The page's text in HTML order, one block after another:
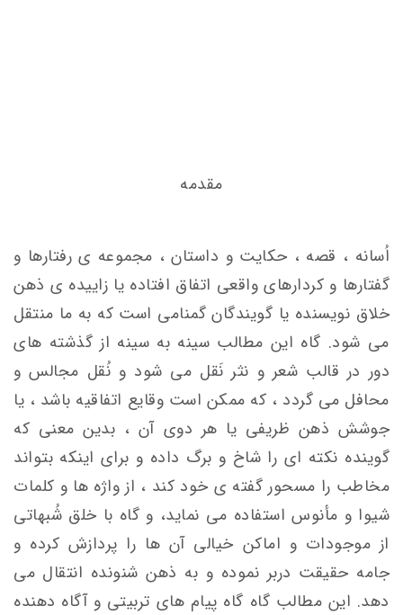
مقدمه
اُسانه ، قصه ، حکایت و داستان ، مجموعه ی رفتارها و
گفتارها و کردارهای واقعی اتفاق افتاده یا زاییده ی ذهن
خلاق نویسنده یا گویندگان گمنامی است که به ما منتقل
می شود. گاه این مطالب سینه به سینه از گذشته های
دور در قالب شعر و نثر نَقل می شود و نُقل مجالس و
محافل می گردد ، که ممکن است وقایع اتفاقیه باشد ، یا
جوشش ذهن ظریفی یا هر دوی آن ، بدین معنی که
گوینده نکته ای را شاخ و برگ داده و برای اینکه بتواند
مخاطب را مسحور گفته ی خود کند ، از واژه ها و کلمات
شیوا و مأنوس استفاده می نماید، و گاه با خلق شُبهاتی
از موجودات و اماکن خیالی آن ها را پردازش کرده و
جامه حقیقت دربر نموده و به ذهن شنونده انتقال می
دهد. این مطالب گاه گاه پیام های تربیتی و آگاه دهنده